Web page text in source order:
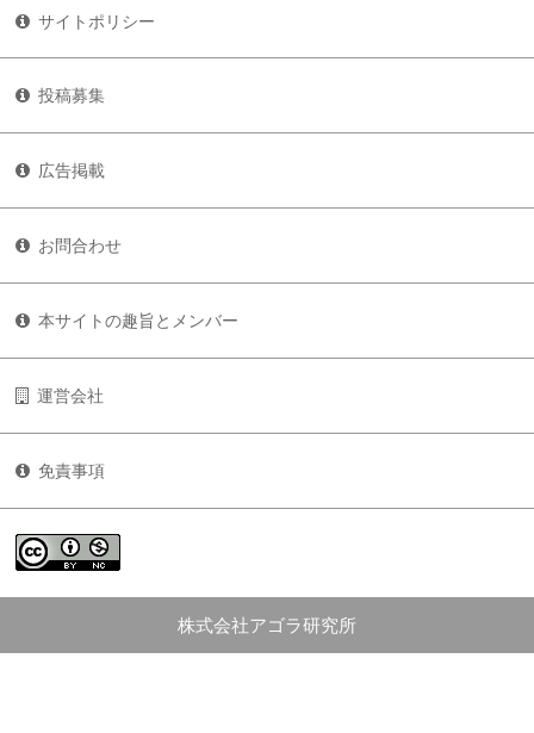
サイトポリシー
投稿募集
広告掲載
お問合わせ
本サイトの趣旨とメンバー
運営会社
免責事項
株式会社アゴラ研究所